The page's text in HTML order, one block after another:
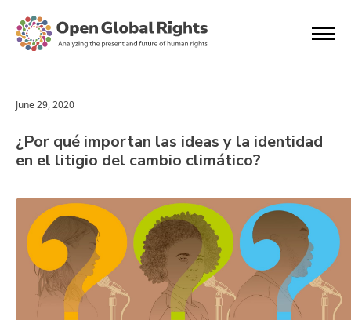
June 29, 2020
¿Por qué importan las ideas y la identidad
en el litigio del cambio climático?